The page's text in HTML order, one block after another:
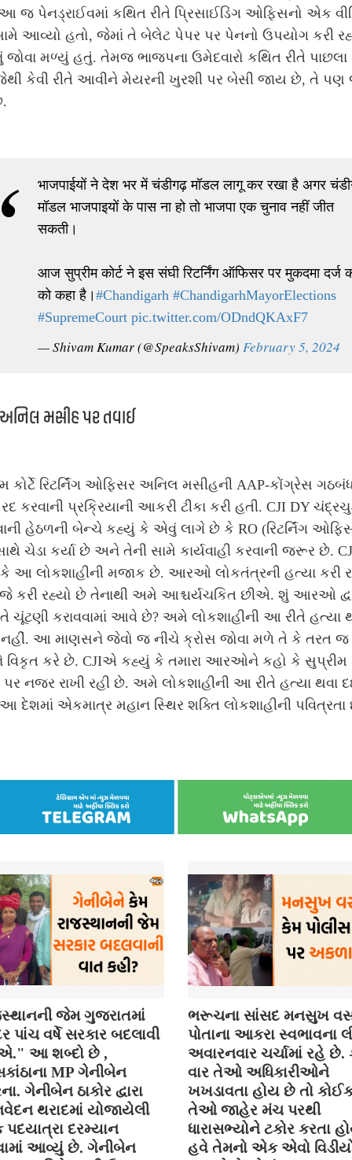
જ પેનડ્રાઈવમાં કથિત રીતે પ્રિસાઈડિંગ ઓફિસનો એક
આવ્યો હતો, જેમાં તે બેલેટ પેપર પર પેનનો ઉપયોગ કરી
જોવા મળ્યું હતું. તેમજ ભાજપના ઉમેદવારો કથિત રીતે પાછલા
કેવી રીતે આવીને મેયરની ખુરશી પર બેસી જાય છે, તે પણ
भाजपाईयों ने देश भर में चंडीगढ़ मॉडल लागू कर रखा है अगर
मॉडल भाजपाइयों के पास ना हो तो भाजपा एक चुनाव नहीं जीत
सकती।
आज सुप्रीम कोर्ट ने इस संघी रिटर्निंग ऑफिसर पर मुकदमा दर्ज
को कहा है। #Chandigarh #ChandigarhMayorElections
#SupremeCourt pic.twitter.com/ODndQKAxF7
— Shivam Kumar (@SpeaksShivam) February 5, 2024
મસીહ પર તવાઈ
કોર્ટે રિટર્નિંગ ઓફિસર અનિલ મસીહની AAP-કોંગ્રેસ
કરવાની પ્રક્રિયાની આકરી ટીકા કરી હતી. CJI DY
હેઠળની બેન્ચે કહ્યું કે એવું લાગે છે કે RO (રિટર્નિંગ
ચેડા કર્યા છે અને તેની સામે કાર્યવાહી કરવાની જરૂર છે.
આ લોકશાહીની મજાક છે. આરઓ લોકતંત્રની હત્યા કરી
કરી રહ્યો છે તેનાથી અમે આશ્ચર્યચકિત છીએ. શું આરઓ
ચૂંટણી કરાવવામાં આવે છે? અમે લોકશાહીની આ રીતે હત્યા
આ માણસને જેવો જ નીચે ક્રોસ જોવા મળે તે કે તરત
વિકૃત કરે છે. CJIએ કહ્યું કે તમારા આરઓને કહો કે સુપ્રીમ
પર નજર રાખી રહી છે. અમે લોકશાહીની આ રીતે હત્યા થવા
દેશમાં એકમાત્ર મહાન સ્થિર શક્તિ લોકશાહીની પવિત્રતા
જેમ ગુજરાતમાં
પાંચ વર્ષે સરકાર બદલાવી
આ શબ્દો છે ,
MP ગેનીબેન
ગેનીબેન ઠાકોર દ્વારા
થરાદમાં યોજાયેલી
પદયાત્રા દરમ્યાન
આવ્યું છે. ગેનીબેન
ભરૂચના સાંસદ મનસુખ
પોતાના આકરા સ્વભાવના
અવારનવાર ચર્ચામાં રહે છે.
વાર તેઓ અધિકારીઓને
ખખડાવતા હોય છે તો
તેઓ જાહેર મંચ પરથી
ધારાસભ્યોને ટકોર કરતા
હવે તેમનો એક એવો